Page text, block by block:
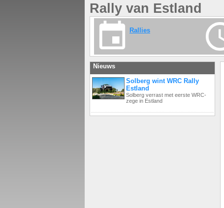
Rally van Estland
Rallies
Nieuws
Solberg wint WRC Rally
Estland
Solberg verrast met eerste WRC-
zege in Estland